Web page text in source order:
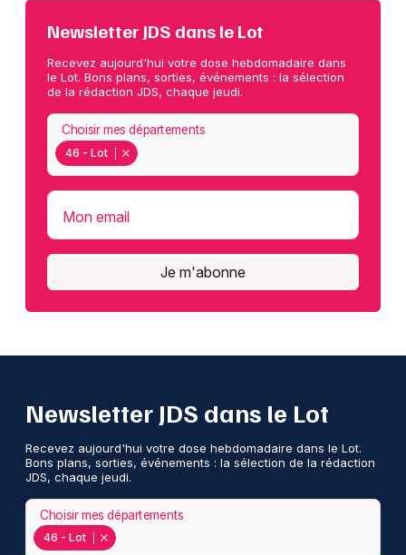
Newsletter JDS dans le Lot
Recevez aujourd'hui votre dose hebdomadaire dans
le Lot. Bons plans, sorties, événements : la sélection
de la rédaction JDS, chaque jeudi.
46 - Lot
Choisir mes départements
Mon email
Je m'abonne
Newsletter JDS dans le Lot
Recevez aujourd'hui votre dose hebdomadaire dans le Lot.
Bons plans, sorties, événements : la sélection de la rédaction
JDS, chaque jeudi.
46 - Lot
Choisir mes départements